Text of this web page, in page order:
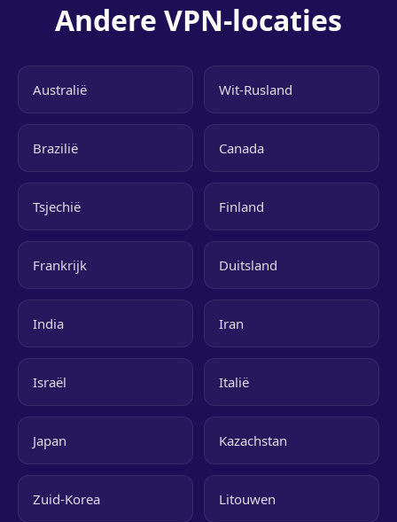
Andere VPN-locaties
Australië Wit-Rusland
Brazilië Canada
Tsjechië Finland
Frankrijk Duitsland
India Iran
Israël Italië
Japan Kazachstan
Zuid-Korea Litouwen